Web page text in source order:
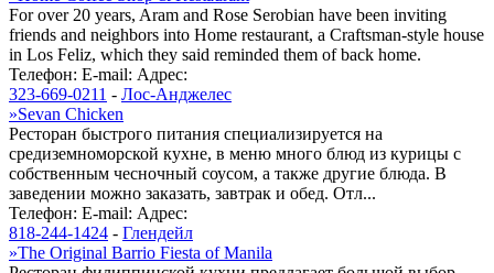
For over 20 years, Aram and Rose Serobian have been inviting
friends and neighbors into Home restaurant, a Craftsman-style house
in Los Feliz, which they said reminded them of back home.
Телефон: E-mail: Адрес:
323-669-0211 - Лос-Анджелес
»Sevan Chicken
Ресторан быстрого питания специализируется на
средиземноморской кухне, в меню много блюд из курицы с
собственным чесночный соусом, а также другие блюда. В
заведении можно заказать, завтрак и обед. Отл...
Телефон: E-mail: Адрес:
818-244-1424 - Глендейл
»The Original Barrio Fiesta of Manila